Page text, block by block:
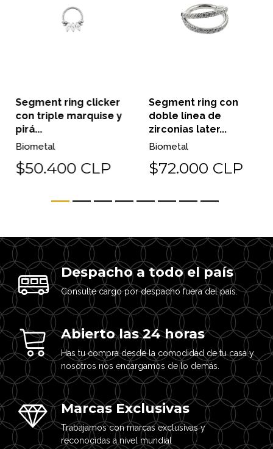
Segment ring clicker
con triple marquise y
pirá...
Biometal
$50.400 CLP
Segment ring con
doble línea de
zirconias later...
Biometal
$72.000 CLP
Despacho a todo el país
Consulte cargo por despacho fuera del país.
Abierto las 24 horas
Has tu compra desde la comodidad de tu casa y
nosotros nos encargamos de lo demás.
Marcas Exclusivas
Trabajamos con marcas exclusivas y
reconocidas a nivel mundial